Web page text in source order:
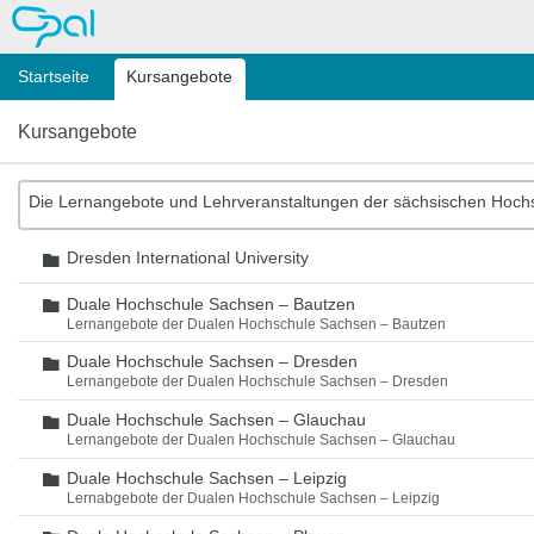
OPAL
Startseite Kursangebote
Kursangebote
Die Lernangebote und Lehrveranstaltungen der sächsischen
Ordner
Dresden International University
Ordner
Duale Hochschule Sachsen – Bautzen
Lernangebote der Dualen Hochschule Sachsen – Bautzen
Ordner
Duale Hochschule Sachsen – Dresden
Lernangebote der Dualen Hochschule Sachsen – Dresden
Ordner
Duale Hochschule Sachsen – Glauchau
Lernangebote der Dualen Hochschule Sachsen – Glauchau
Ordner
Duale Hochschule Sachsen – Leipzig
Lernabgebote der Dualen Hochschule Sachsen – Leipzig